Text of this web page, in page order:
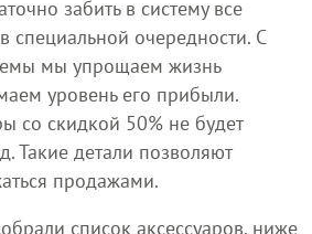
забить в систему все
специальной очередности. С
мы упрощаем жизнь
уровень его прибыли.
со скидкой 50% не будет
Такие детали позволяют
продажами.
список аксессуаров, ниже